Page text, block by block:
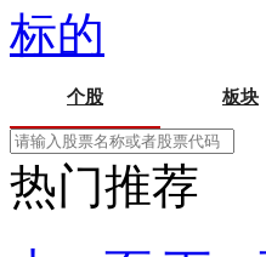
标的
个股 板块
热门推荐